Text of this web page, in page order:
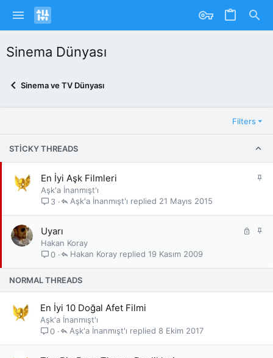
Sinema Dünyası
Sinema ve TV Dünyası
Filters
STICKY THREADS
En İyi Aşk Filmleri
Aşk'a İnanmışt'ı
3
21 Mayıs 2015
Aşk'a İnanmışt'ı
Uyarı
Hakan Koray
0
19 Kasım 2009
Hakan Koray
NORMAL THREADS
En İyi 10 Doğal Afet Filmi
Aşk'a İnanmışt'ı
0
8 Ekim 2017
Aşk'a İnanmışt'ı